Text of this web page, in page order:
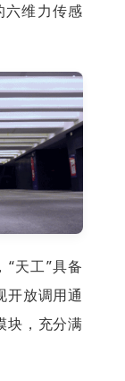
六维力传感
天工”具备
开放调用通
块，充分满